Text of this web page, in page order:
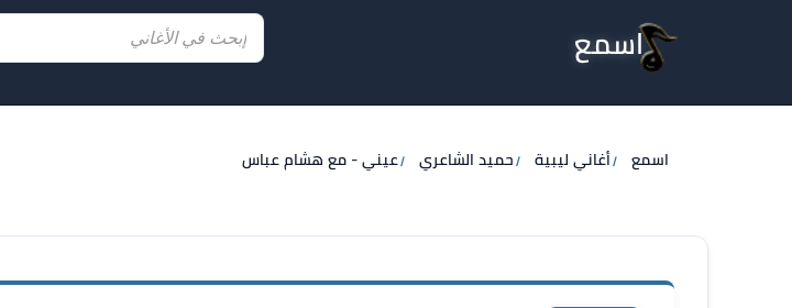
اسمع
اسمع أغاني ليبية حميد الشاعري عيني - مع هشام عباس